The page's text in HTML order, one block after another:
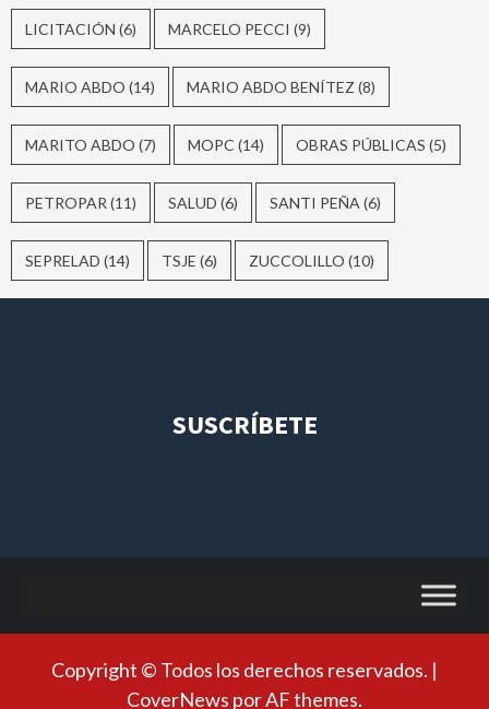
LICITACIÓN (6) MARCELO PECCI (9)
MARIO ABDO (14) MARIO ABDO BENÍTEZ (8)
MARITO ABDO (7) MOPC (14) OBRAS PÚBLICAS (5)
PETROPAR (11) SALUD (6) SANTI PEÑA (6)
SEPRELAD (14) TSJE (6) ZUCCOLILLO (10)
SUSCRÍBETE
Copyright © Todos los derechos reservados. |
CoverNews por AF themes.